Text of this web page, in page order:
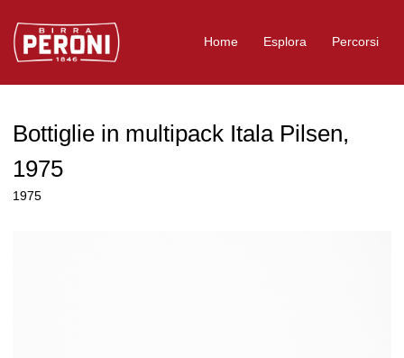
Logo Birra Peroni
Home Esplora Percorsi
Bottiglie in multipack Itala Pilsen,
1975
1975